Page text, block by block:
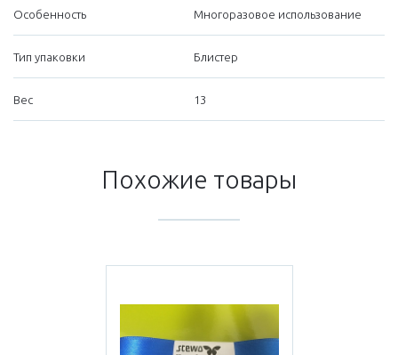
Особенность Многоразовое использование
Тип упаковки Блистер
Вес 13
Похожие товары